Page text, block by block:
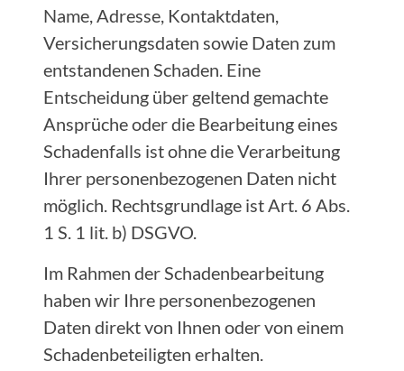
Name, Adresse, Kontaktdaten,
Versicherungsdaten sowie Daten zum
entstandenen Schaden. Eine
Entscheidung über geltend gemachte
Ansprüche oder die Bearbeitung eines
Schadenfalls ist ohne die Verarbeitung
Ihrer personenbezogenen Daten nicht
möglich. Rechtsgrundlage ist Art. 6 Abs.
1 S. 1 lit. b) DSGVO.
Im Rahmen der Schadenbearbeitung
haben wir Ihre personenbezogenen
Daten direkt von Ihnen oder von einem
Schadenbeteiligten erhalten.